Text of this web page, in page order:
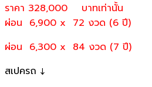
ราคา 328,000
บาทเท่านั้น
ผ่อน 6,900 x 72 งวด (6 ปี)
ผ่อน 6,300 x 84 งวด (7 ปี)
สเปครถ ↓